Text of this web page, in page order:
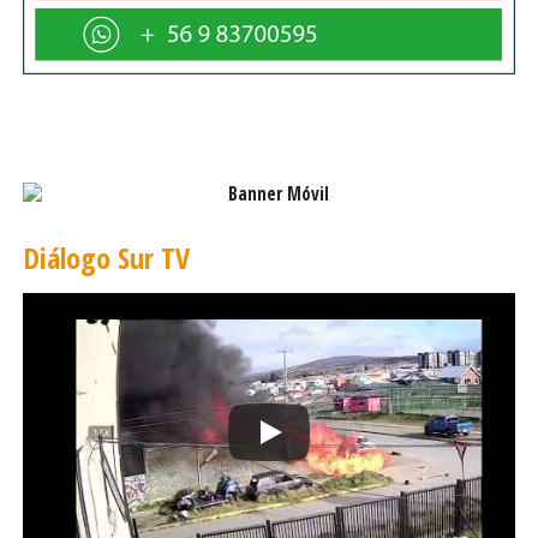
que el deshielo podría generar complicaciones en los
caminos periurbanos.
Diálogo Sur TV